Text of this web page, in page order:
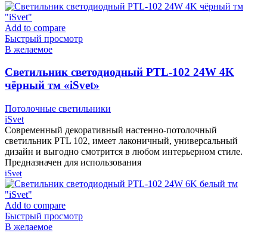
Add to compare
Быстрый просмотр
В желаемое
Cветильник светодиодный PTL-102 24W 4K
чёрный тм «iSvet»
Потолочные светильники
iSvet
Современный декоративный настенно-потолочный
светильник PTL 102, имеет лаконичный, универсальный
дизайн и выгодно смотрится в любом интерьерном стиле.
Предназначен для использования
iSvet
Add to compare
Быстрый просмотр
В желаемое